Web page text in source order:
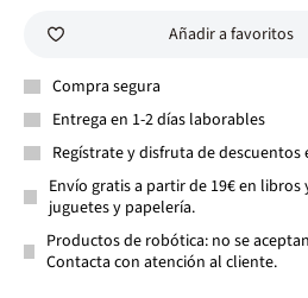
Añadir a favoritos
Compra segura
Entrega en 1-2 días laborables
Regístrate y disfruta de descuentos
Envío gratis a partir de 19€ en
juguetes y papelería.
Productos de robótica: no se
Contacta con atención al cliente.